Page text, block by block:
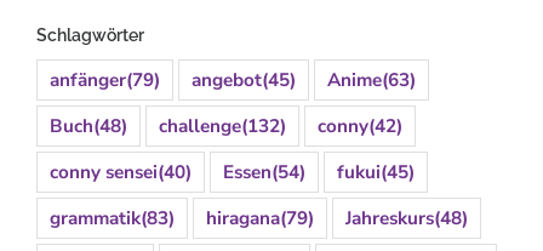
Schlagwörter
anfänger(79) angebot(45) Anime(63)
Buch(48) challenge(132) conny(42)
conny sensei(40) Essen(54) fukui(45)
grammatik(83) hiragana(79) Jahreskurs(48)